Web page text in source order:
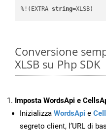
%!(EXTRA string=XLSB)
Conversione
XLSB su Php SDK
Imposta WordsApi e
Inizializza WordsApi e
segreto client, l’URL di